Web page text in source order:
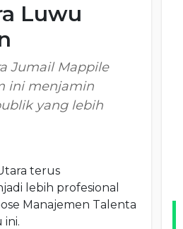
Luwu
Jumail Mappile
ini menjamin
yang lebih
terus
lebih profesional
Manajemen Talenta
ini.